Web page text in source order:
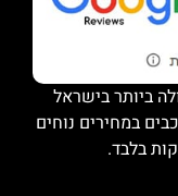
ביותר בישראל
במחירים נוחים